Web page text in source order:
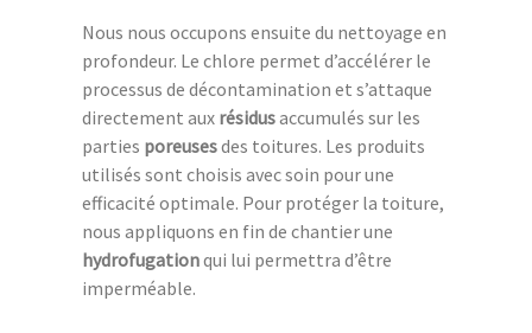
Nous nous occupons ensuite du nettoyage en
profondeur. Le chlore permet d’accélérer le
processus de décontamination et s’attaque
directement aux résidusaccumulés sur les
parties poreusesdes toitures. Les produits
utilisés sont choisis avec soin pour une
efficacité optimale. Pour protéger la toiture,
nous appliquons en fin de chantier une
hydrofugationqui lui permettra d’être
imperméable.